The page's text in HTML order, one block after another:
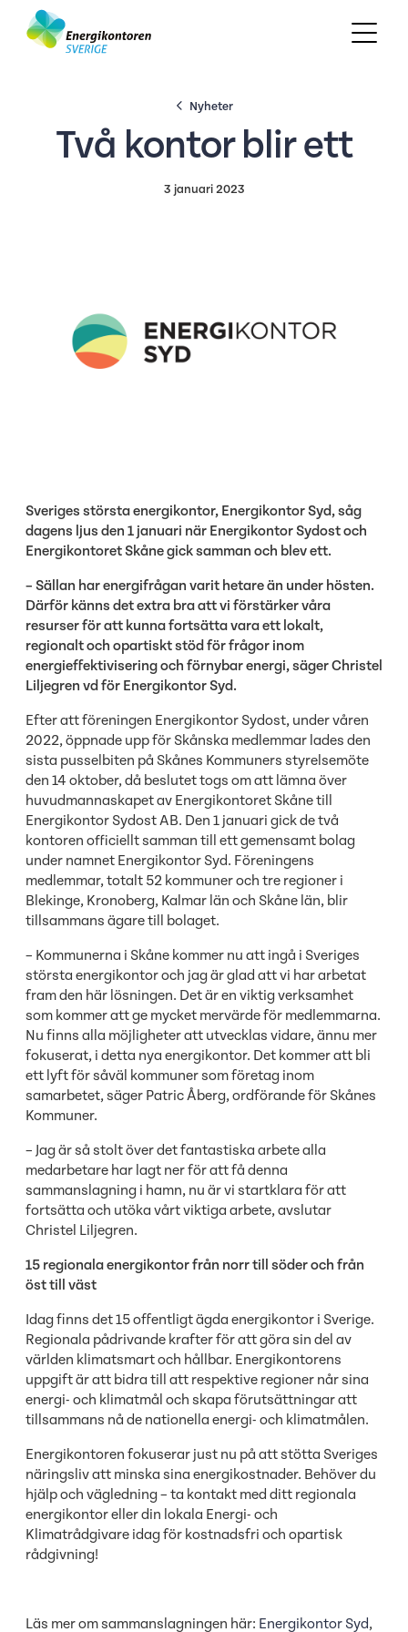
Nyheter
Två kontor blir ett
3 januari 2023
Sveriges största energikontor, Energikontor Syd, såg
dagens ljus den 1 januari när Energikontor Sydost och
Energikontoret Skåne gick samman och blev ett.
– Sällan har energifrågan varit hetare än under hösten.
Därför känns det extra bra att vi förstärker våra
resurser för att kunna fortsätta vara ett lokalt,
regionalt och opartiskt stöd för frågor inom
energieffektivisering och förnybar energi, säger Christel
Liljegren vd för Energikontor Syd.
Efter att föreningen Energikontor Sydost, under våren
2022, öppnade upp för Skånska medlemmar lades den
sista pusselbiten på Skånes Kommuners styrelsemöte
den 14 oktober, då beslutet togs om att lämna över
huvudmannaskapet av Energikontoret Skåne till
Energikontor Sydost AB. Den 1 januari gick de två
kontoren officiellt samman till ett gemensamt bolag
under namnet Energikontor Syd. Föreningens
medlemmar, totalt 52 kommuner och tre regioner i
Blekinge, Kronoberg, Kalmar län och Skåne län, blir
tillsammans ägare till bolaget.
– Kommunerna i Skåne kommer nu att ingå i Sveriges
största energikontor och jag är glad att vi har arbetat
fram den här lösningen. Det är en viktig verksamhet
som kommer att ge mycket mervärde för medlemmarna.
Nu finns alla möjligheter att utvecklas vidare, ännu mer
fokuserat, i detta nya energikontor. Det kommer att bli
ett lyft för såväl kommuner som företag inom
samarbetet, säger Patric Åberg, ordförande för Skånes
Kommuner.
– Jag är så stolt över det fantastiska arbete alla
medarbetare har lagt ner för att få denna
sammanslagning i hamn, nu är vi startklara för att
fortsätta och utöka vårt viktiga arbete, avslutar
Christel Liljegren.
15 regionala energikontor från norr till söder och från
öst till väst
Idag finns det 15 offentligt ägda energikontor i Sverige.
Regionala pådrivande krafter för att göra sin del av
världen klimatsmart och hållbar. Energikontorens
uppgift är att bidra till att respektive regioner når sina
energi- och klimatmål och skapa förutsättningar att
tillsammans nå de nationella energi- och klimatmålen.
Energikontoren fokuserar just nu på att stötta Sveriges
näringsliv att minska sina energikostnader. Behöver du
hjälp och vägledning – ta kontakt med ditt regionala
energikontor eller din lokala Energi- och
Klimatrådgivare idag för kostnadsfri och opartisk
rådgivning!
Läs mer om sammanslagningen här: Energikontor Syd,